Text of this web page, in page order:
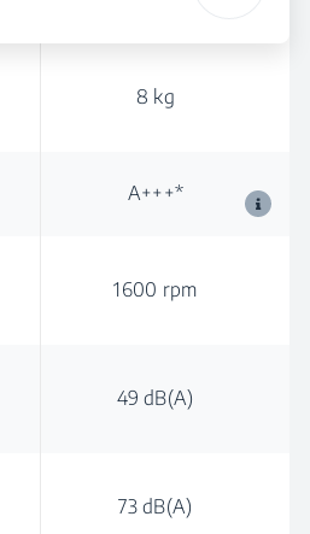
8 kg
A+++*
1600 rpm
49 dB(A)
73 dB(A)